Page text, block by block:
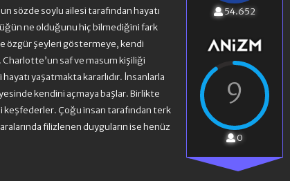
sözde soylu ailesi tarafından hayatı
ne olduğunu hiç bilmediğini fark
özgür şeyleri göstermeye, kendi
saf ve masum kişiliği
yaşatmakta kararlıdır. İnsanlarla
kendini açmaya başlar. Birlikte
keşfederler. Çoğu insan tarafından terk
filizlenen duyguların ise henüz
54.652
9
0